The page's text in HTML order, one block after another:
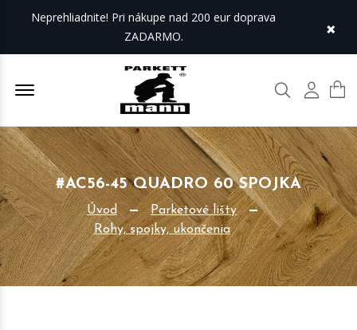
Neprehliadnite! Pri nákupe nad 200 eur doprava
ZADARMO.
×
Offcanvas Menu Open Hľadať Môj
#AC56-45 QUADRO 60 SPOJKA
Úvod
Parketové lišty
Rohy, spojky, ukončenia